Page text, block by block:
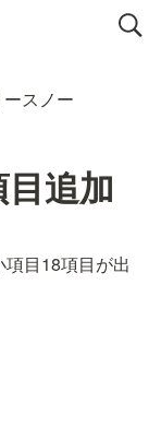
スノー
追加
目18項目が出